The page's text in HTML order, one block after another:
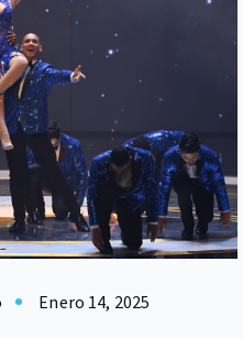
Enero 14, 2025